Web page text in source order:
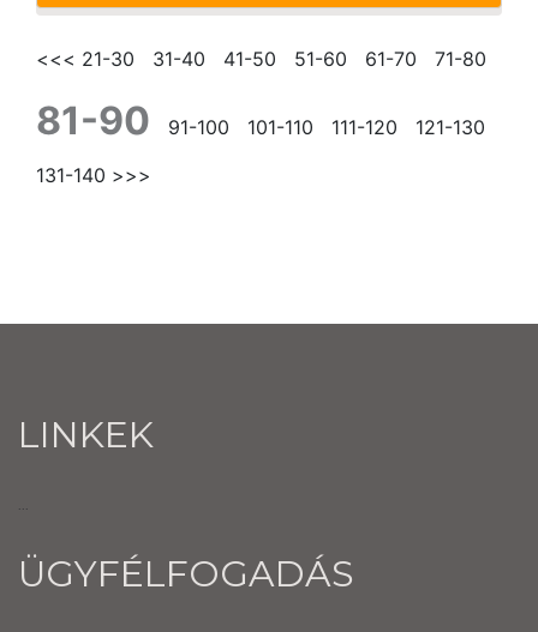
<<< 21-30 31-40 41-50 51-60 61-70 71-80
81-90 91-100 101-110 111-120
121-130
131-140 >>>
LINKEK
ÜGYFÉLFOGADÁS